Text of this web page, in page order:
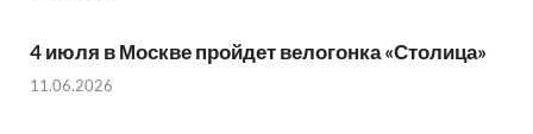
4 июля в Москве пройдет велогонка «Столица»
11.06.2026